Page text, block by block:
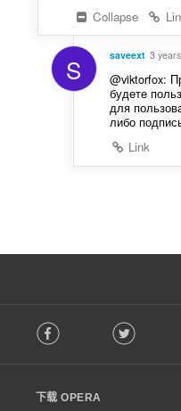
Collapse
S saveext 3
@viktorfox:
будете
для
либо
Link
o
w
Facebook Twitter
下载 OPERA